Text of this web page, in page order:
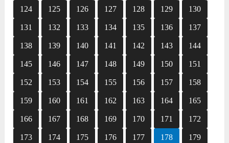
124 125 126 127 128 129 130
131 132 133 134 135 136 137
138 139 140 141 142 143 144
145 146 147 148 149 150 151
152 153 154 155 156 157 158
159 160 161 162 163 164 165
166 167 168 169 170 171 172
173 174 175 176 177 178 179